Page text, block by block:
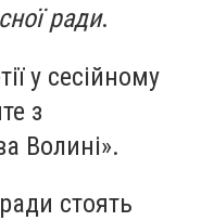
ради.
у сесійному
з
Волині».
стоять